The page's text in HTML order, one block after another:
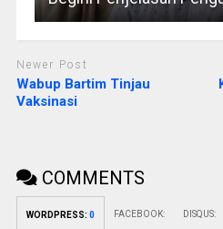
Newer Post
Wabup Bartim Tinjau
Vaksinasi
COMMENTS
WORDPRESS: 0 FACEBOOK: DISQUS: